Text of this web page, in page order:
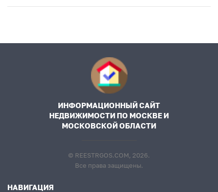
ИНФОРМАЦИОННЫЙ САЙТ
НЕДВИЖИМОСТИ ПО МОСКВЕ И
МОСКОВСКОЙ ОБЛАСТИ
© REESTRGOS.COM, 2026.
Все права защищены.
НАВИГАЦИЯ